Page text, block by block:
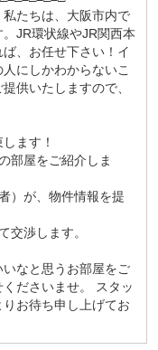
たちは、大阪市内で
JR環状線やJR関西本
、お任せ下さい！イ
にしかわからないこ
供いたしますので、
ます！
部屋をご紹介しま
）が、物件情報を提
交渉します。
なと思うお部屋をご
ださいませ。 スタッ
お待ち申し上げてお